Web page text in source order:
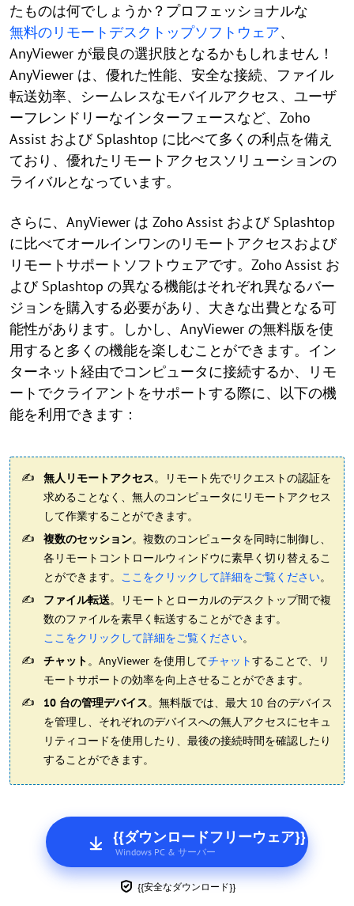
たものは何でしょうか？プロフェッショナルな
無料のリモートデスクトップソフトウェア、
AnyViewer が最良の選択肢となるかもしれません！
AnyViewer は、優れた性能、安全な接続、ファイル
転送効率、シームレスなモバイルアクセス、ユーザ
ーフレンドリーなインターフェースなど、Zoho
Assist および Splashtop に比べて多くの利点を備え
ており、優れたリモートアクセスソリューションの
ライバルとなっています。
さらに、AnyViewer は Zoho Assist および Splashtop
に比べてオールインワンのリモートアクセスおよび
リモートサポートソフトウェアです。Zoho Assist お
よび Splashtop の異なる機能はそれぞれ異なるバー
ジョンを購入する必要があり、大きな出費となる可
能性があります。しかし、AnyViewer の無料版を使
用すると多くの機能を楽しむことができます。イン
ターネット経由でコンピュータに接続するか、リモ
ートでクライアントをサポートする際に、以下の機
能を利用できます：
無人リモートアクセス。リモート先でリクエストの認証を
求めることなく、無人のコンピュータにリモートアクセス
して作業することができます。
複数のセッション。複数のコンピュータを同時に制御し、
各リモートコントロールウィンドウに素早く切り替えるこ
とができます。 ここをクリックして詳細をご覧ください。
ファイル転送。リモートとローカルのデスクトップ間で複
数のファイルを素早く転送することができます。
ここをクリックして詳細をご覧ください。
チャット。AnyViewer を使用してチャットすることで、リ
モートサポートの効率を向上させることができます。
10 台の管理デバイス。無料版では、最大 10 台のデバイス
を管理し、それぞれのデバイスへの無人アクセスにセキュ
リティコードを使用したり、最後の接続時間を確認したり
することができます。
{{ダウンロードフリーウェア}}
Windows PC & サーバー
{{安全なダウンロード}}